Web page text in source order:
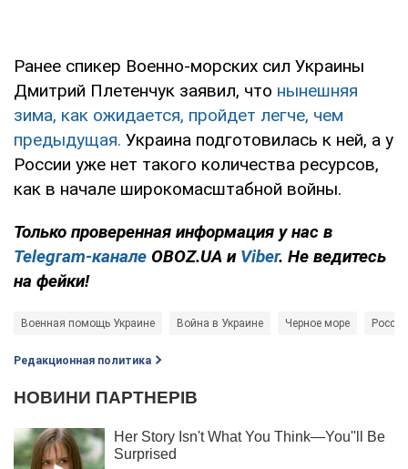
Ранее спикер Военно-морских сил Украины
Дмитрий Плетенчук заявил, что нынешняя
зима, как ожидается, пройдет легче, чем
предыдущая. Украина подготовилась к ней, а у
России уже нет такого количества ресурсов,
как в начале широкомасштабной войны.
Только проверенная информация у нас в
Telegram-канале OBOZ.UA и Viber. Не ведитесь
на фейки!
Военная помощь Украине Война в Украине Черное море
Редакционная политика